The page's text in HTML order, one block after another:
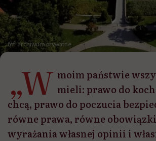
fot. archiwum prywatne
„W moim państwie
mieli: prawo do
chcą, prawo do poczucia
równe prawa, równe
wyrażania własnej opinii i